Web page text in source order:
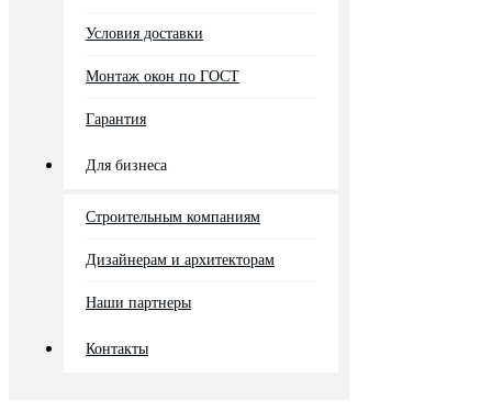
Условия доставки
Монтаж окон по ГОСТ
Гарантия
Для бизнеса
Строительным компаниям
Дизайнерам и архитекторам
Наши партнеры
Контакты